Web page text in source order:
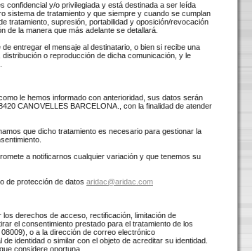
confidencial y/o privilegiada y está destinada a ser leída
sistema de tratamiento y que siempre y cuando se cumplan
tratamiento, supresión, portabilidad y oposición/revocación
de la manera que más adelante se detallará.
entregar el mensaje al destinatario, o bien si recibe una
o reproducción de dicha comunicación, y le
le hemos informado con anterioridad, sus datos serán
CANOVELLES BARCELONA., con la finalidad de atender
que dicho tratamiento es necesario para gestionar la
a notificarnos cualquier variación y que tenemos su
de protección de datos aridac@aridac.com
derechos de acceso, rectificación, limitación de
el consentimiento prestado para el tratamiento de los
o a la dirección de correo electrónico
identidad o similar con el objeto de acreditar su identidad.
considere oportuna.